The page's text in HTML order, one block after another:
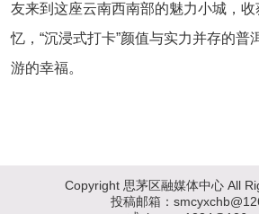
友来到这座云南西南部的魅力小城，
忆，“沉浸式打卡”颜值与实力并存的普
游的幸福。
Copyright 思茅区融媒体中心 All
投稿邮箱：